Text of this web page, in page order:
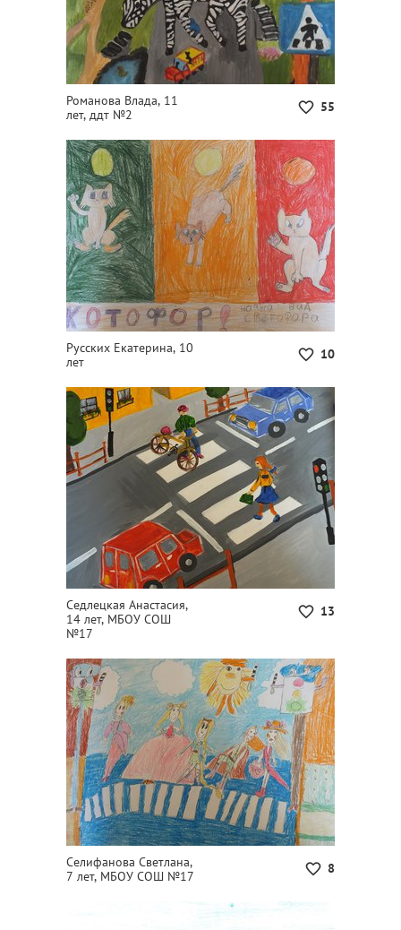
55
Романова Влада, 11
лет, ддт №2
10
Русских Екатерина, 10
лет
13
Седлецкая Анастасия,
14 лет, МБОУ СОШ
№17
8
Селифанова Светлана,
7 лет, МБОУ СОШ №17